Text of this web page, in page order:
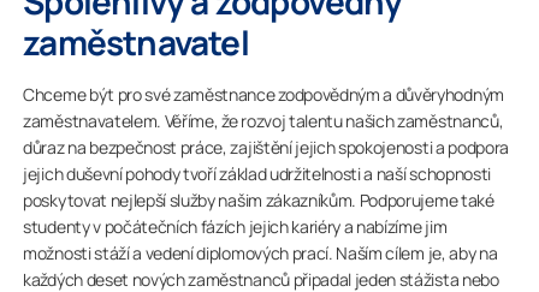
zaměstnavatel
Chceme být pro své zaměstnance zodpovědným a důvěryhodným
zaměstnavatelem. Věříme, že rozvoj talentu našich zaměstnanců,
důraz na bezpečnost práce, zajištění jejich spokojenosti a podpora
jejich duševní pohody tvoří základ udržitelnosti a naší schopnosti
poskytovat nejlepší služby našim zákazníkům. Podporujeme také
studenty v počátečních fázích jejich kariéry a nabízíme jim
možnosti stáží a vedení diplomových prací. Naším cílem je, aby na
každých deset nových zaměstnanců připadal jeden stážista nebo